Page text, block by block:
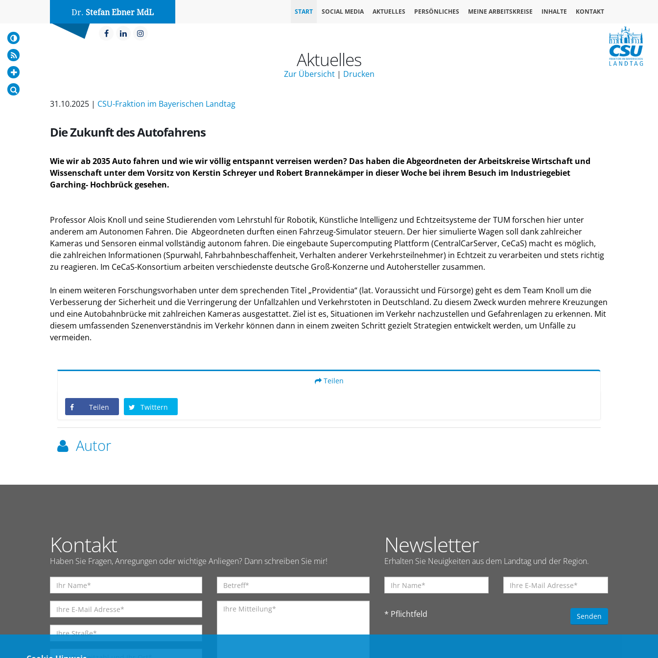
Dr. Stefan Ebner MdL START SOCIAL MEDIA AKTUELLES PERSÖNLICHES MEINE ARBEITSKREISE INHALTE KONTAKT
Aktuelles
Zur Übersicht| Drucken
31.10.2025 | CSU-Fraktion im Bayerischen Landtag
Die Zukunft des Autofahrens
Wie wir ab 2035 Auto fahren und wie wir völlig entspannt verreisen werden? Das haben die Abgeordneten der Arbeitskreise Wirtschaft und
Wissenschaft unter dem Vorsitz von Kerstin Schreyer und Robert Brannekämper in dieser Woche bei ihrem Besuch im Industriegebiet
Garching- Hochbrück gesehen.
Professor Alois Knoll und seine Studierenden vom Lehrstuhl für Robotik, Künstliche Intelligenz und Echtzeitsysteme der TUM forschen hier unter
anderem am Autonomen Fahren. Die Abgeordneten durften einen Fahrzeug-Simulator steuern. Der hier simulierte Wagen soll dank zahlreicher
Kameras und Sensoren einmal vollständig autonom fahren. Die eingebaute Supercomputing Plattform (CentralCarServer, CeCaS) macht es möglich,
die zahlreichen Informationen (Spurwahl, Fahrbahnbeschaffenheit, Verhalten anderer Verkehrsteilnehmer) in Echtzeit zu verarbeiten und stets richtig
zu reagieren. Im CeCaS-Konsortium arbeiten verschiedenste deutsche Groß-Konzerne und Autohersteller zusammen.
In einem weiteren Forschungsvorhaben unter dem sprechenden Titel „Providentia“ (lat. Voraussicht und Fürsorge) geht es dem Team Knoll um die
Verbesserung der Sicherheit und die Verringerung der Unfallzahlen und Verkehrstoten in Deutschland. Zu diesem Zweck wurden mehrere Kreuzungen
und eine Autobahnbrücke mit zahlreichen Kameras ausgestattet. Ziel ist es, Situationen im Verkehr nachzustellen und Gefahrenlagen zu erkennen. Mit
diesem umfassenden Szenenverständnis im Verkehr können dann in einem zweiten Schritt gezielt Strategien entwickelt werden, um Unfälle zu
vermeiden.
Teilen
Teilen Twittern
Autor
Kontakt
Haben Sie Fragen, Anregungen oder wichtige Anliegen? Dann schreiben Sie mir!
Newsletter
Erhalten Sie Neuigkeiten aus dem Landtag und der Region.
* Pflichtfeld